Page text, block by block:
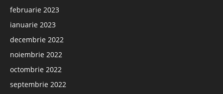
februarie 2023
ianuarie 2023
decembrie 2022
noiembrie 2022
octombrie 2022
septembrie 2022